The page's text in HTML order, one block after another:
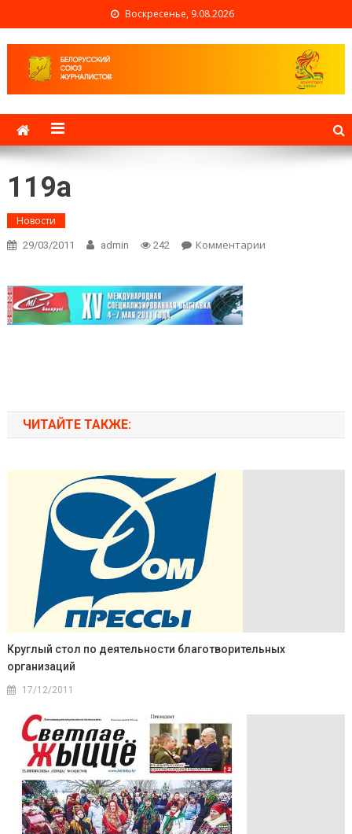
Воскресенье, 9.08.2026
Белорусский союз
журналистов
119a
Новости
29/03/2011 admin 242 Комментарии
ЧИТАЙТЕ ТАКЖЕ:
Круглый стол по деятельности благотворительных
организаций
17/12/2011